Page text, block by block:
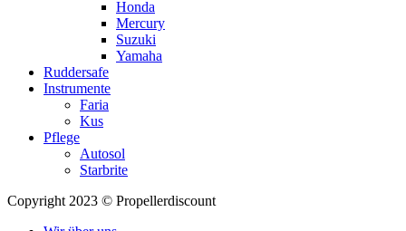
Honda
Mercury
Suzuki
Yamaha
Ruddersafe
Instrumente
Faria
Kus
Pflege
Autosol
Starbrite
Copyright 2023 © Propellerdiscount